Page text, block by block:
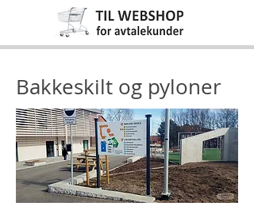
Bakkeskilt og pyloner